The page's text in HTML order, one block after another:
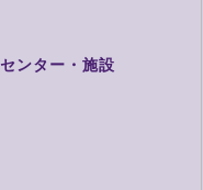
センター・施設